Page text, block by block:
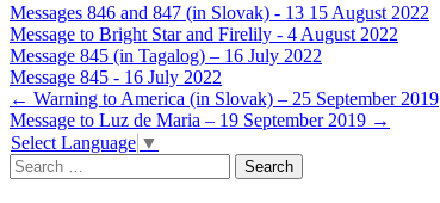
Messages 846 and 847 (in Slovak) - 13 15 August 2022
Message to Bright Star and Firelily - 4 August 2022
Message 845 (in Tagalog) – 16 July 2022
Message 845 - 16 July 2022
Post
navigation
← Warning to America (in Slovak) – 25 September 2019
Message to Luz de Maria – 19 September 2019 →
Select Language ▼
Search
for: